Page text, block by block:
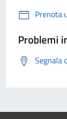
Prenota
Problemi
Segnala